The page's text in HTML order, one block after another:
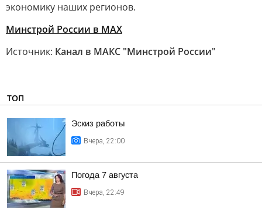
экономику наших регионов.
Минстрой России в MAX
Источник: Канал в МАКС "Минстрой России"
ТОП
Эскиз работы
Вчера, 22:00
Погода 7 августа
Вчера, 22:49